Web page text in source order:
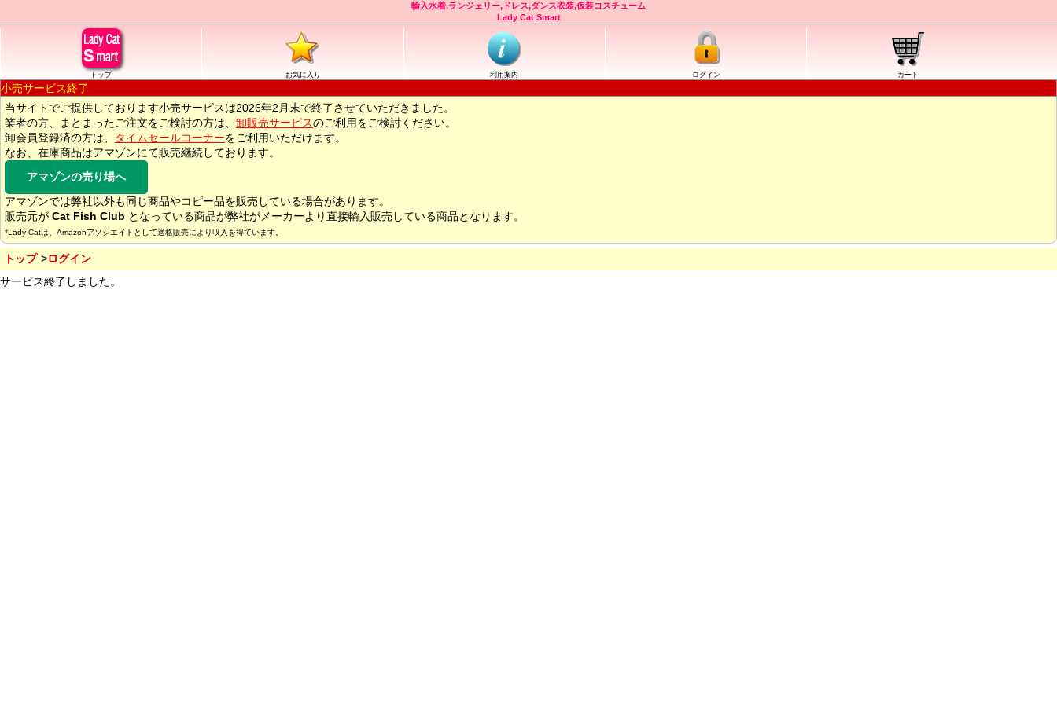
輸入水着,ランジェリー,ドレス,ダンス衣装,仮装コスチューム
Lady Cat Smart
トップ お気に入り 利用案内 ログイン カート
小売サービス終了
当サイトでご提供しております小売サービスは2026年2月末で終了させていただきました。
業者の方、まとまったご注文をご検討の方は、 卸販売サービスのご利用をご検討ください。
卸会員登録済の方は、
タイムセールコーナーをご利用いただけます。
なお、在庫商品はアマゾンにて販売継続しております。
アマゾンの売り場へ
アマゾンでは弊社以外も同じ商品やコピー品を販売している場合があります。
販売元が Cat Fish Club となっている商品が弊社がメーカーより直接輸入販売している商品となります。
*Lady Catは、Amazonアソシエイトとして適格販売により収入を得ています。
トップ
ログイン
サービス終了しました。